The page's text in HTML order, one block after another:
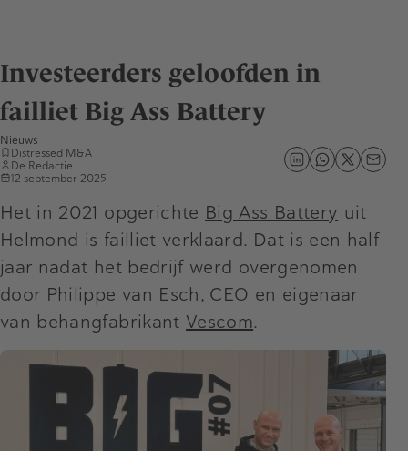
Investeerders geloofden in
failliet Big Ass Battery
Nieuws
Distressed M&A
De Redactie
12 september 2025
Het in 2021 opgerichte Big Ass Battery uit
Helmond is failliet verklaard. Dat is een half
jaar nadat het bedrijf werd overgenomen
door Philippe van Esch, CEO en eigenaar
van behangfabrikant Vescom.